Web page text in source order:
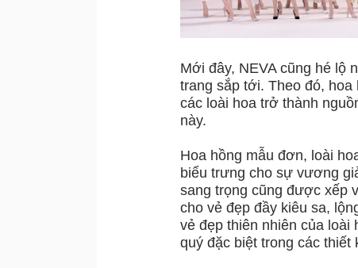
Mới đây, NEVA cũng hé lộ
trang sắp tới. Theo đó,
các loài hoa trở thành
này.
Hoa hồng mẫu đơn, loài
biểu trưng cho sự vương
sang trọng cũng được xếp
cho vẻ đẹp đầy kiêu sa,
vẻ đẹp thiên nhiên của loài
quý đặc biệt trong các thiết